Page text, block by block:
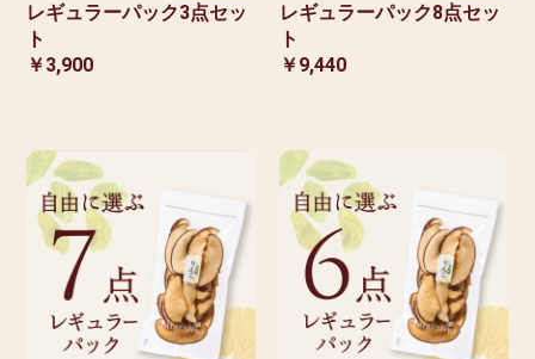
レギュラーパック3点セッ
ト
￥3,900
レギュラーパック8点セッ
ト
￥9,440